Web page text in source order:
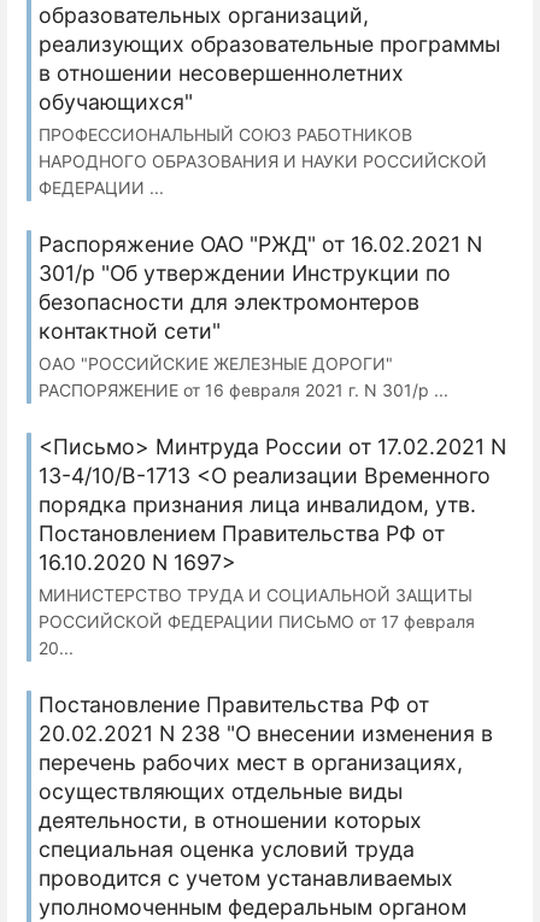
образовательных организаций,
реализующих образовательные программы
в отношении несовершеннолетних
обучающихся"
ПРОФЕССИОНАЛЬНЫЙ СОЮЗ РАБОТНИКОВ
НАРОДНОГО ОБРАЗОВАНИЯ И НАУКИ РОССИЙСКОЙ
ФЕДЕРАЦИИ ...
Распоряжение ОАО "РЖД" от 16.02.2021 N
301/р "Об утверждении Инструкции по
безопасности для электромонтеров
контактной сети"
ОАО "РОССИЙСКИЕ ЖЕЛЕЗНЫЕ ДОРОГИ"
РАСПОРЯЖЕНИЕ от 16 февраля 2021 г. N 301/р ...
<Письмо> Минтруда России от 17.02.2021 N
13-4/10/В-1713 <О реализации Временного
порядка признания лица инвалидом, утв.
Постановлением Правительства РФ от
16.10.2020 N 1697>
МИНИСТЕРСТВО ТРУДА И СОЦИАЛЬНОЙ ЗАЩИТЫ
РОССИЙСКОЙ ФЕДЕРАЦИИ ПИСЬМО от 17 февраля
20...
Постановление Правительства РФ от
20.02.2021 N 238 "О внесении изменения в
перечень рабочих мест в организациях,
осуществляющих отдельные виды
деятельности, в отношении которых
специальная оценка условий труда
проводится с учетом устанавливаемых
уполномоченным федеральным органом